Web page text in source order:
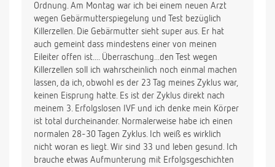
Ordnung. Am Montag war ich bei einem neuen Arzt
wegen Gebärmutterspiegelung und Test bezüglich
Killerzellen. Die Gebärmutter sieht super aus. Er hat
auch gemeint dass mindestens einer von meinen
Eileiter offen ist.... Überraschung...den Test wegen
Killerzellen soll ich wahrscheinlich noch einmal machen
lassen, da ich, obwohl es der 23 Tag meines Zyklus war,
keinen Eisprung hatte. Es ist der Zyklus direkt nach
meinem 3. Erfolgslosen IVF und ich denke mein Körper
ist total durcheinander. Normalerweise habe ich einen
normalen 28-30 Tagen Zyklus. Ich weiß es wirklich
nicht woran es liegt. Wir sind 33 und leben gesund. Ich
brauche etwas Aufmunterung mit Erfolgsgeschichten